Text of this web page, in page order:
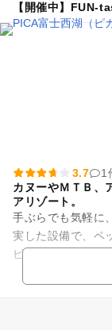
【開催中】FUN-
3.7
1
カヌーやＭＴＢ、
アリゾート。
手ぶらでも気軽に
実した設備で、ペッ
ピングコテージ・